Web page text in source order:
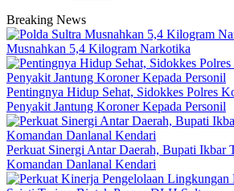
Breaking News
Musnahkan 5,4 Kilogram Narkotika
Pentingnya Hidup Sehat, Sidokkes Polres
Penyakit Jantung Koroner Kepada Personil
Perkuat Sinergi Antar Daerah, Bupati Ikbar
Komandan Danlanal Kendari